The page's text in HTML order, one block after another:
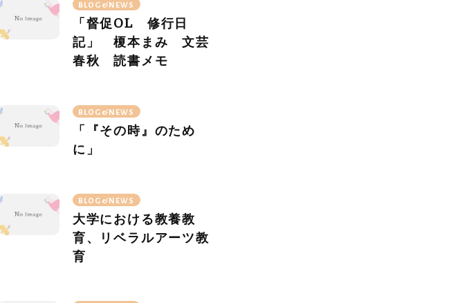
BLOG&NEWS
「督促OL 修行日
記」 榎本まみ 文芸
春秋 読書メモ
BLOG&NEWS
「『その時』のため
に」
BLOG&NEWS
大学における教養教
育、リベラルアーツ教
育